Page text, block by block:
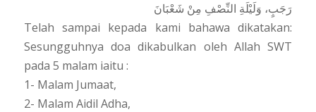
رَجَبٍ، وَلَيْلَةِ النِّصْفِ مِنْ شَعْبَانَ
Telah sampai kepada kami bahawa dikatakan:
Sesungguhnya doa dikabulkan oleh Allah SWT
pada 5 malam iaitu :
1- Malam Jumaat,
2- Malam Aidil Adha,